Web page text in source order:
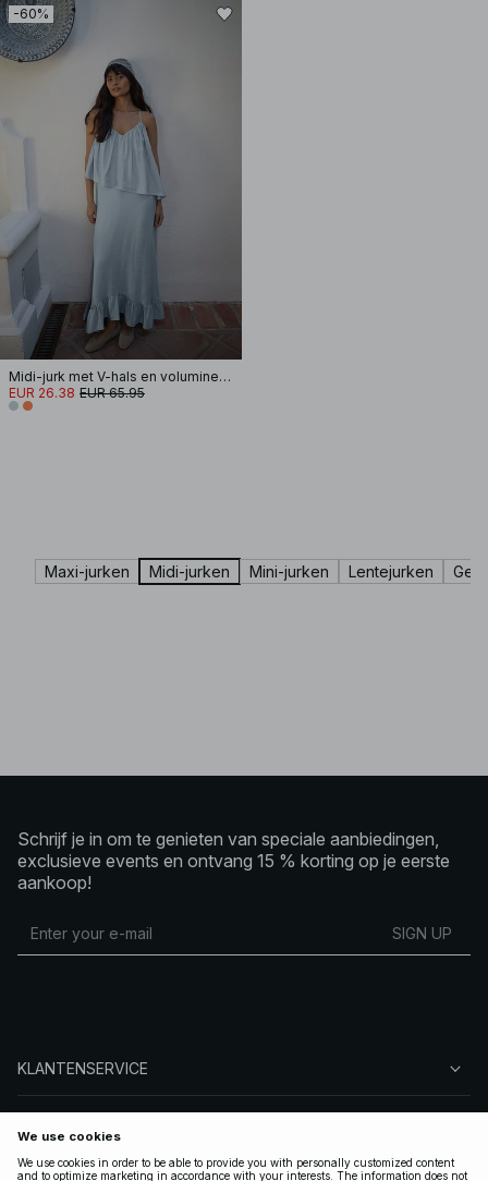
-60%
Midi-jurk met V-hals en volumineuze bandjes
EUR 26.38 EUR 65.95
Maxi-jurken Midi-jurken Mini-jurken Lentejurken
Schrijf je in om te genieten van speciale aanbiedingen,
exclusieve events en ontvang 15 % korting op je eerste
aankoop!
SIGN UP
KLANTENSERVICE
VOLG ONS